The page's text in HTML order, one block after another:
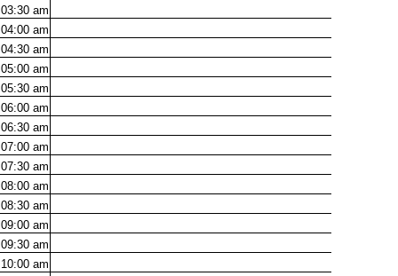
03:30 am
04:00 am
04:30 am
05:00 am
05:30 am
06:00 am
06:30 am
07:00 am
07:30 am
08:00 am
08:30 am
09:00 am
09:30 am
10:00 am